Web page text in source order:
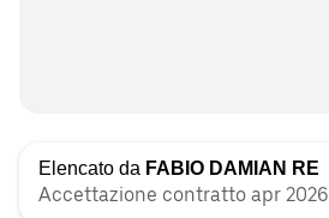
Elencato da FABIO DAMIAN RE
Accettazione contratto apr 2026